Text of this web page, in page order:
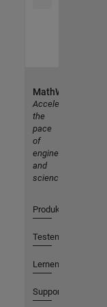
MathWorks
Accelerating
the
pace
of
engineering
and
science
Produkte
Testen oder Kaufen
Lernen
Support